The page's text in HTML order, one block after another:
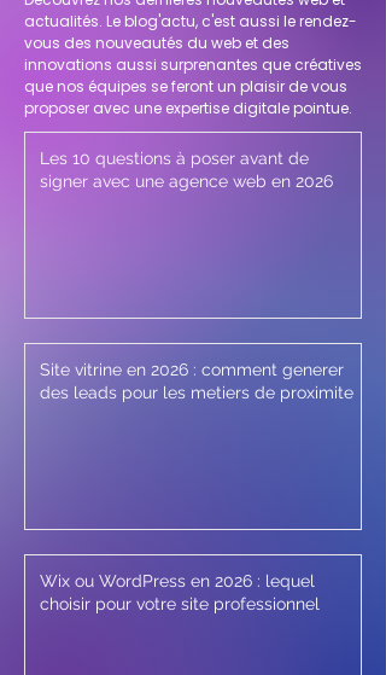
actualités. Le blog'actu, c'est aussi le rendez-
vous des nouveautés du web et des
innovations aussi surprenantes que créatives
que nos équipes se feront un plaisir de vous
proposer avec une expertise digitale pointue.
Les 10 questions à poser avant de
signer avec une agence web en 2026
Site vitrine en 2026 : comment generer
des leads pour les metiers de proximite
Wix ou WordPress en 2026 : lequel
choisir pour votre site professionnel